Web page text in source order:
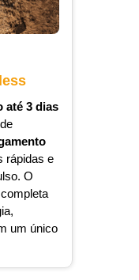
até 3 dias
rápidas e
O
um único